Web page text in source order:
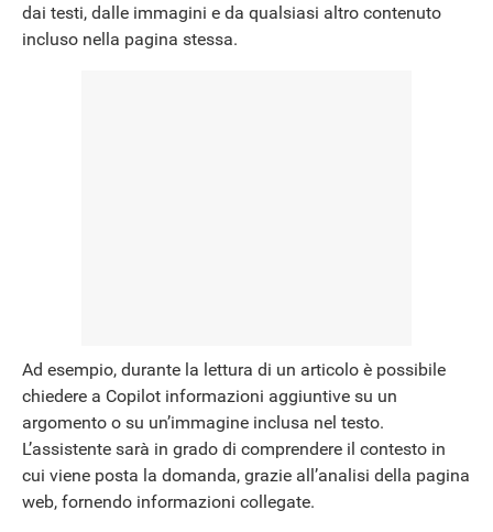
dai testi, dalle immagini e da qualsiasi altro contenuto
incluso nella pagina stessa.
Ad esempio, durante la lettura di un articolo è possibile
chiedere a Copilot informazioni aggiuntive su un
argomento o su un’immagine inclusa nel testo.
L’assistente sarà in grado di comprendere il contesto in
cui viene posta la domanda, grazie all’analisi della pagina
web, fornendo informazioni collegate.